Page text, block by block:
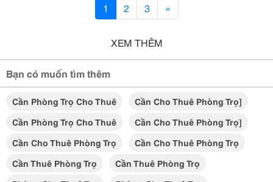
1 2 3 »
XEM THÊM
Bạn có muốn tìm thêm
Cần Phòng Trọ Cho Thuê
Cần Cho Thuê Phòng Trọ]
Cần Phòng Trọ Cho Thuê
Cần Cho Thuê Phòng Trọ]
Cần Cho Thuê Phòng Trọ
Cần Cho Thuê Phòng Trọ
Cần Thuê Phòng Trọ
Cần Thuê Phòng Trọ